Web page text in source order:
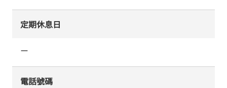
定期休息日
ー
電話號碼